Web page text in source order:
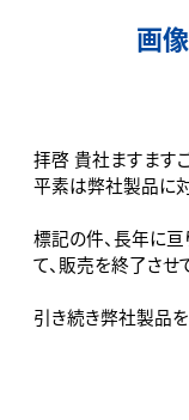
画
拝啓 貴社ますます
平素は弊社製品に
標記の件、長年に亘
て、販売を終了させ
引き続き弊社製品